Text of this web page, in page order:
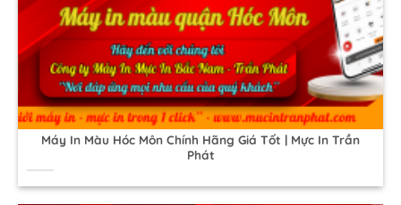
Máy In Màu Hóc Môn Chính Hãng Giá Tốt | Mực In Trần
Phát